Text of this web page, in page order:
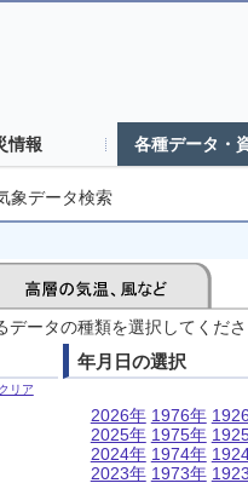
情報 各種データ・
象データ検索
データの種類を選択してくだ
リア
年月日の選択
2026年
2025年
2024年
2023年
1976年
1975年
1974年
1973年